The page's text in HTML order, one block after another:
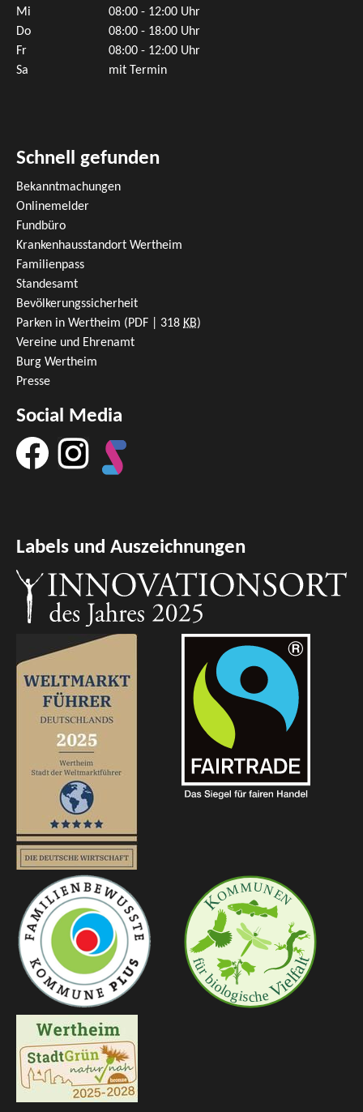
Mi
08:00 - 12:00 Uhr
Do
08:00 - 18:00 Uhr
Fr
08:00 - 12:00 Uhr
Sa
mit Termin
Schnell gefunden
Bekanntmachungen
Onlinemelder
Fundbüro
Krankenhausstandort Wertheim
Familienpass
Standesamt
Bevölkerungssicherheit
Parken in Wertheim (PDF | 318 KB)
Vereine und Ehrenamt
Burg Wertheim
Presse
Social Media
Labels und Auszeichnungen